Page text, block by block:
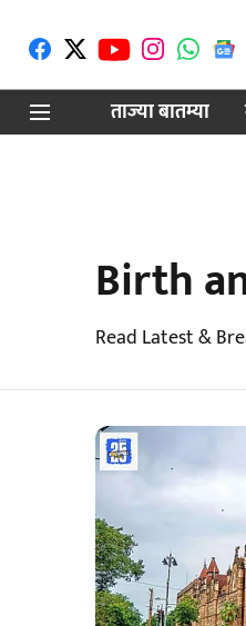
ताज्या बातम्या
Birth
Read Latest &